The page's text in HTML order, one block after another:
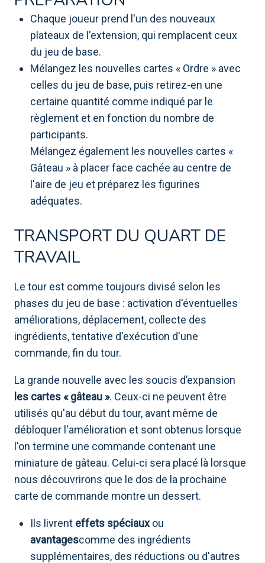
Chaque joueur prend l'un des nouveaux
plateaux de l'extension, qui remplacent ceux
du jeu de base.
Mélangez les nouvelles cartes « Ordre » avec
celles du jeu de base, puis retirez-en une
certaine quantité comme indiqué par le
règlement et en fonction du nombre de
participants.
Mélangez également les nouvelles cartes «
Gâteau » à placer face cachée au centre de
l'aire de jeu et préparez les figurines
adéquates.
TRANSPORT DU QUART DE
TRAVAIL
Le tour est comme toujours divisé selon les
phases du jeu de base : activation d'éventuelles
améliorations, déplacement, collecte des
ingrédients, tentative d'exécution d'une
commande, fin du tour.
La grande nouvelle avec les soucis d’expansion
les cartes « gâteau ». Ceux-ci ne peuvent être
utilisés qu'au début du tour, avant même de
débloquer l'amélioration et sont obtenus lorsque
l'on termine une commande contenant une
miniature de gâteau. Celui-ci sera placé là lorsque
nous découvrirons que le dos de la prochaine
carte de commande montre un dessert.
Ils livrent effets spéciauxou
avantagescomme des ingrédients
supplémentaires, des réductions ou d'autres